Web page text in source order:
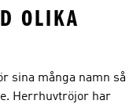
OLIKA
sina många namn så
Herrhuvtröjor har